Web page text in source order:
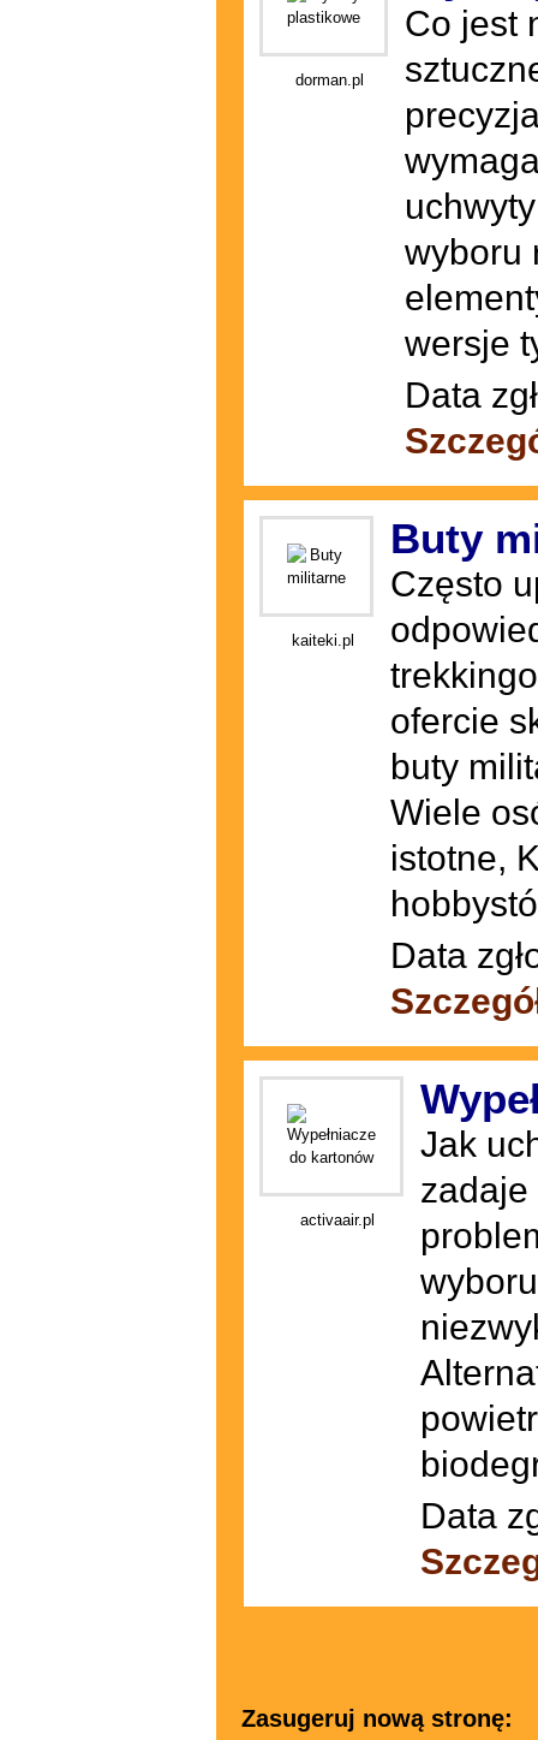
dorman.pl
Co jest
wyboru
wersje
Data
kaiteki.pl
Buty
Często
ofercie
buty
Wiele
istotne,
Data
activaair.pl
Jak
Data
Zasugeruj nową stronę: